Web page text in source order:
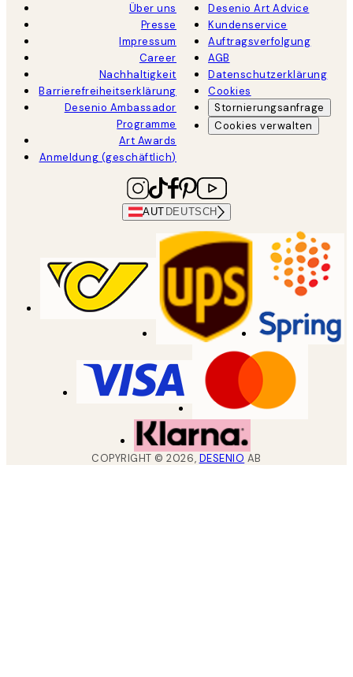
Über uns
Presse
Impressum
Career
Nachhaltigkeit
Barrierefreiheitserklärung
Desenio Ambassador
Programme
Art Awards
Anmeldung (geschäftlich)
Desenio Art Advice
Kundenservice
Auftragsverfolgung
AGB
Datenschutzerklärung
Cookies
Stornierungsanfrage
Cookies verwalten
AUT DEUTSCH
COPYRIGHT ©2026, DESENIO AB